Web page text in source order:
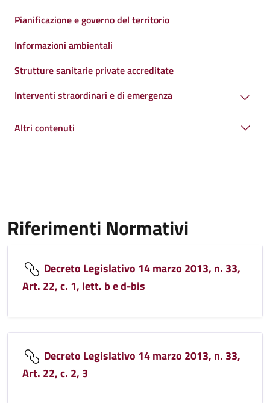
Pianificazione e governo del territorio
Informazioni ambientali
Strutture sanitarie private accreditate
Interventi straordinari e di emergenza
Altri contenuti
Riferimenti Normativi
Decreto Legislativo 14 marzo 2013, n. 33,
Art. 22, c. 1, lett. b e d-bis
Decreto Legislativo 14 marzo 2013, n. 33,
Art. 22, c. 2, 3